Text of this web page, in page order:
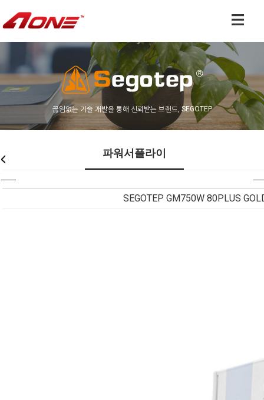
끊임없는 기술 개발을 통해 신뢰받는 브랜드, SEGOTEP
파워서플라이
SEGOTEP GM750W 80PLUS